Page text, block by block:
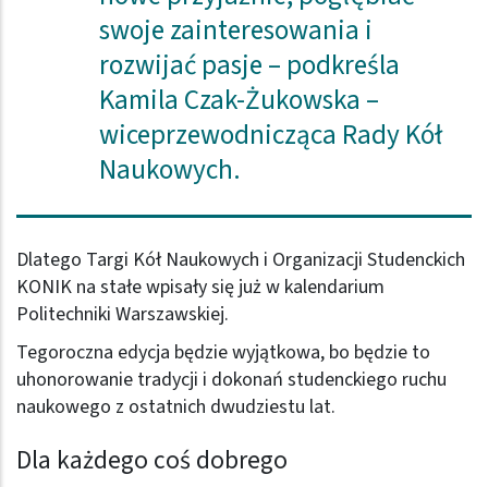
swoje zainteresowania i
rozwijać pasje – podkreśla
Kamila Czak-Żukowska –
wiceprzewodnicząca Rady Kół
Naukowych.
Dlatego Targi Kół Naukowych i Organizacji Studenckich
KONIK na stałe wpisały się już w kalendarium
Politechniki Warszawskiej.
Tegoroczna edycja będzie wyjątkowa, bo będzie to
uhonorowanie tradycji i dokonań studenckiego ruchu
naukowego z ostatnich dwudziestu lat.
Dla każdego coś dobrego